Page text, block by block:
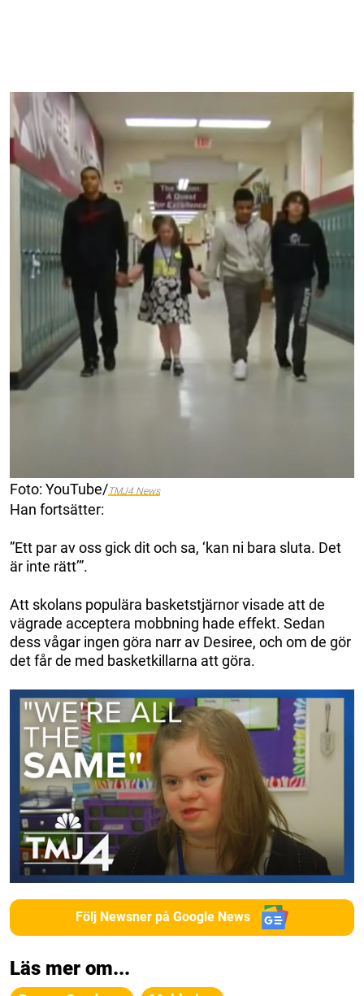
Foto: YouTube/TMJ4 News
Han fortsätter:
”Ett par av oss gick dit och sa, ‘kan ni bara sluta. Det
är inte rätt’”.
Att skolans populära basketstjärnor visade att de
vägrade acceptera mobbning hade effekt. Sedan
dess vågar ingen göra narr av Desiree, och om de gör
det får de med basketkillarna att göra.
Följ Newsner på Google News
Läs mer om...